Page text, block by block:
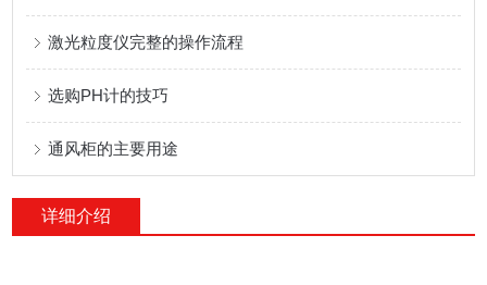
激光粒度仪完整的操作流程
选购PH计的技巧
通风柜的主要用途
详细介绍